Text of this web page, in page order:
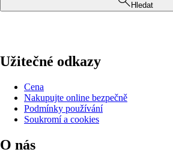
Hledat
Užitečné odkazy
Cena
Nakupujte online bezpečně
Podmínky používání
Soukromí a cookies
O nás